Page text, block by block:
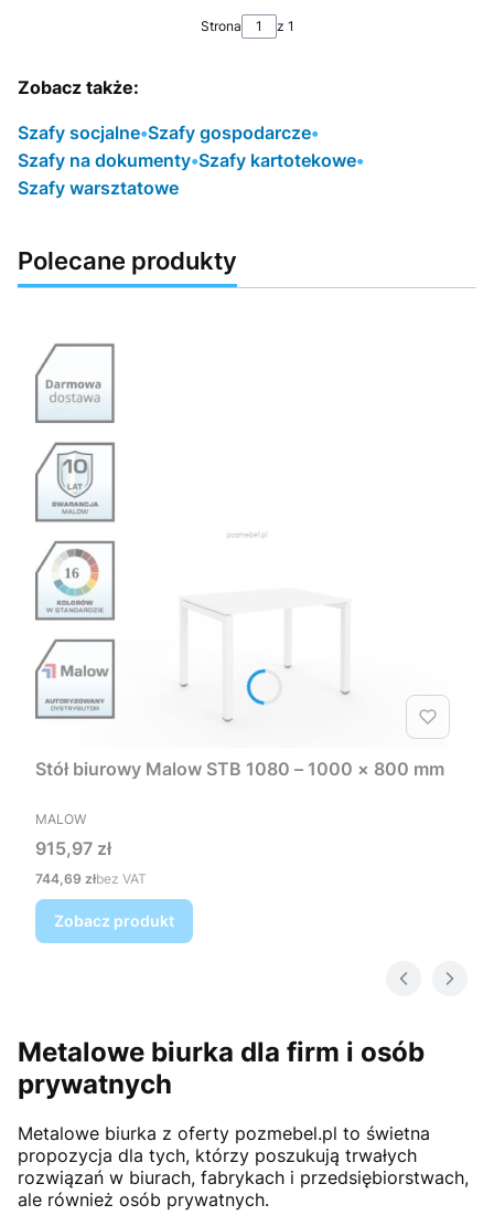
Strona z 1
Zobacz także:
Szafy socjalne•Szafy gospodarcze•
Szafy na dokumenty•Szafy kartotekowe•
Szafy warsztatowe
Polecane produkty
Stół biurowy Malow STB 1080 – 1000 × 800 mm
PRODUCENT
MALOW
Cena
915,97 zł
Cena
744,69 złbez VAT
Zobacz produkt
Metalowe biurka dla firm i osób
prywatnych
Metalowe biurka z oferty pozmebel.pl to świetna
propozycja dla tych, którzy poszukują trwałych
rozwiązań w biurach, fabrykach i przedsiębiorstwach,
ale również osób prywatnych.